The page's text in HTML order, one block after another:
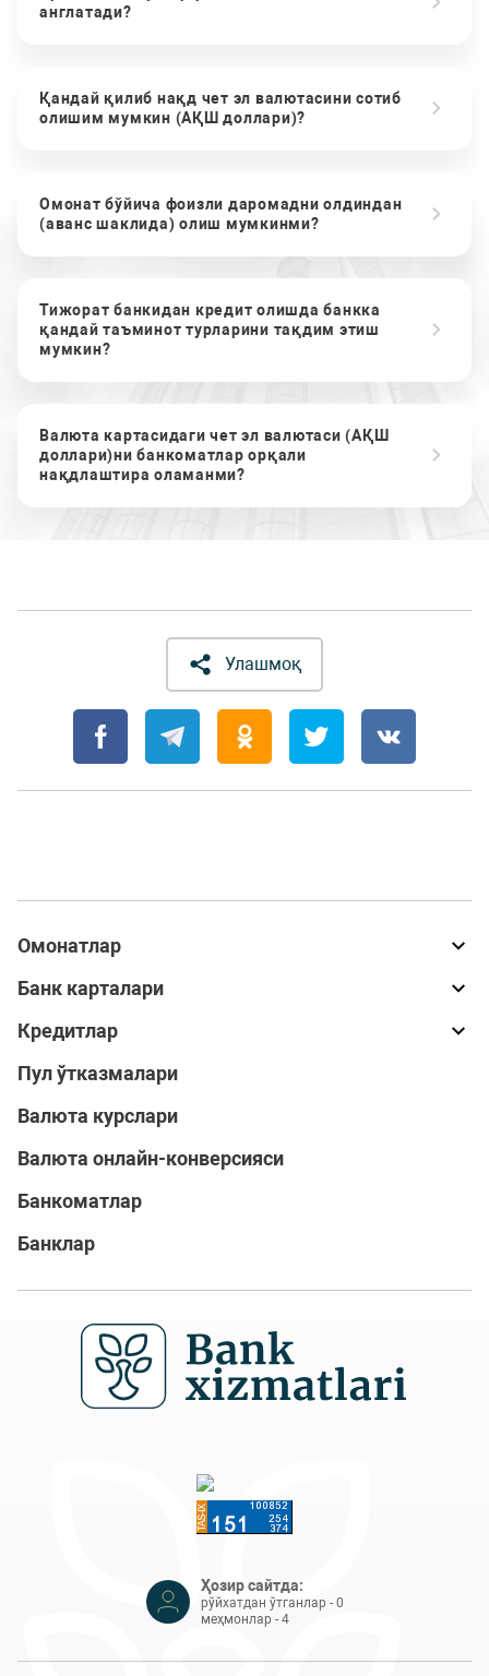
англатади?
Қандай қилиб нақд чет эл валютасини сотиб
олишим мумкин (АҚШ доллари)?
Омонат бўйича фоизли даромадни олдиндан
(аванс шаклида) олиш мумкинми?
Тижорат банкидан кредит олишда банкка
қандай таъминот турларини тақдим этиш
мумкин?
Валюта картасидаги чет эл валютаси (АҚШ
доллари)ни банкоматлар орқали
нақдлаштира оламанми?
Улашмоқ
Омонатлар
Банк карталари
Кредитлар
Пул ўтказмалари
Валюта курслари
Валюта онлайн-конверсияси
Банкоматлар
Банклар
Ҳозир сайтда:
рўйхатдан ўтганлар - 0
меҳмонлар - 4